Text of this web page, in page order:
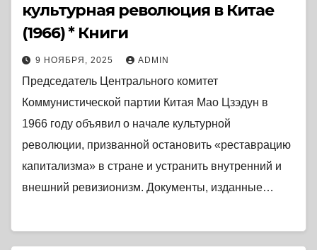
культурная революция в Китае
(1966) * Книги
9 НОЯБРЯ, 2025 ADMIN
Председатель Центрального комитет
Коммунистической партии Китая Мао Цзэдун в
1966 году объявил о начале культурной
революции, призванной остановить «реставрацию
капитализма» в стране и устранить внутренний и
внешний ревизионизм. Документы, изданные…